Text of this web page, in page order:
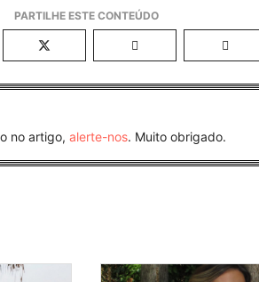
no artigo,alerte-nos. Muito obrigado.